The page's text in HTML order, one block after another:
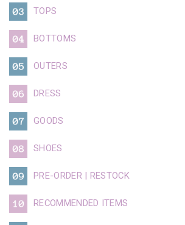
TOPS
BOTTOMS
OUTERS
DRESS
GOODS
SHOES
PRE-ORDER | RESTOCK
RECOMMENDED ITEMS